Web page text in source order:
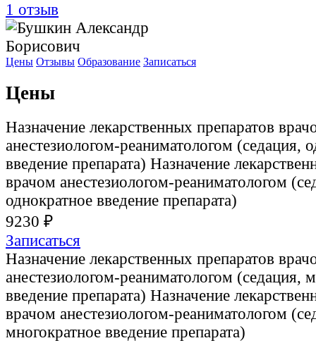
1 отзыв
Цены Отзывы Образование Записаться
Цены
Назначение лекарственных препаратов
анестезиологом-реаниматологом (седация,
введение препарата) Назначение
врачом анестезиологом-реаниматологом
однократное введение препарата)
9230 ₽
Записаться
Назначение лекарственных препаратов
анестезиологом-реаниматологом (седация,
введение препарата) Назначение
врачом анестезиологом-реаниматологом
многократное введение препарата)